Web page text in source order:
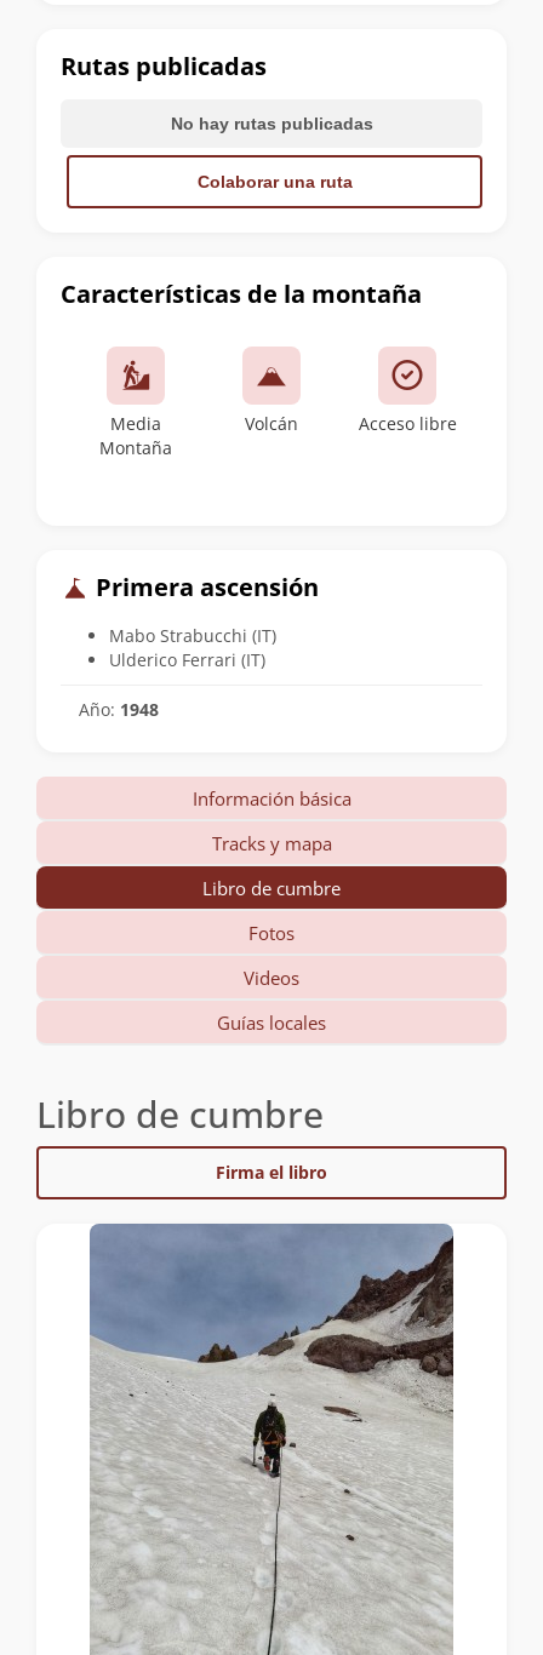
cumbre
Características de la montaña
Media
Montaña
Volcán Acceso libre
Primera ascensión
Mabo Strabucchi (IT)
Ulderico Ferrari (IT)
Año: 1948
Rutas publicadas
No hay rutas publicadas
Colaborar una ruta
Información básica
Tracks y mapa
Libro de cumbre
Fotos
Videos
Guías locales
Libro de cumbre
Firma el libro